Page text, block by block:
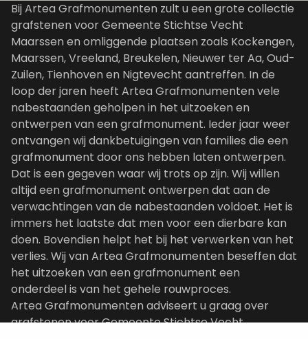
Bij Artea Grafmonumenten zult u een grote collectie
grafstenen voor Gemeente Stichtse Vecht
Maarssen en omliggende plaatsen zoals Kockengen,
Maarssen, Vreeland, Breukelen, Nieuwer ter Aa, Oud-
Zuilen, Tienhoven en Nigtevecht aantreffen. In de
loop der jaren heeft Artea Grafmonumenten vele
nabestaanden geholpen in het uitzoeken en
ontwerpen van een grafmonument. Ieder jaar weer
ontvangen wij dankbetuigingen van families die een
grafmonument door ons hebben laten ontwerpen.
Dat is een gegeven waar wij trots op zijn. Wij willen
altijd een grafmonument ontwerpen dat aan de
verwachtingen van de nabestaanden voldoet. Het is
immers het laatste dat men voor een dierbare kan
doen. Bovendien helpt het bij het verwerken van het
verlies. Wij van Artea Grafmonumenten beseffen dat
het uitzoeken van een grafmonument een
onderdeel is van het gehele rouwproces.
Artea Grafmonumenten adviseert u graag over
grafstenen voor Gemeente Stichtse Vecht